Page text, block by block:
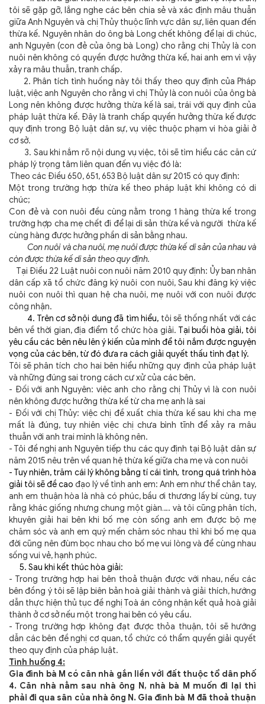
tôi sẽ gặp gỡ, lắng nghe các bên chia sẻ và xác định mâu thuẫn
giữa Anh Nguyên và chị Thủy thuộc lĩnh vực dân sự, liên quan đến
thừa kế. Nguyên nhân do ông bà Long chết không để lại di chúc,
anh Nguyên (con đẻ của ông bà Long) cho rằng chị Thủy là con
nuôi nên không có quyền được hưởng thừa kế, hai anh em vì vậy
xảy ra mâu thuẫn, tranh chấp.
2. Phân tích tình huống này tôi thấy theo quy định của Pháp
luật, việc anh Nguyên cho rằng vì chị Thủy là con nuôi của ông bà
Long nên không được hưởng thừa kế là sai, trái với quy định của
pháp luật thừa kế. Đây là tranh chấp quyền hưởng thừa kế được
quy định trong Bộ luật dân sự, vụ việc thuộc phạm vi hòa giải ở
cơ sở.
3. Sau khi nắm rõ nội dung vụ việc, tôi sẽ tìm hiểu các căn cứ
pháp lý trọng tâm liên quan đến vụ việc đó là:
Theo các Điều 650, 651, 653 Bộ luật dân sự 2015 có quy định:
Một trong trường hợp thừa kế theo pháp luật khi không có di
chúc;
Con đẻ và con nuôi đều cùng nằm trong 1 hàng thừa kế trong
trường hợp cha mẹ chết đi để lại di sản thừa kế và người thừa kế
cùng hàng được hưởng phần di sản bằng nhau.
Con nuôi và cha nuôi, mẹ nuôi được thừa kế di sản của nhau và
còn được thừa kế di sản theo quy định.
Tại Điều 22 Luật nuôi con nuôi năm 2010 quy định: Ủy ban nhân
dân cấp xã tổ chức đăng ký nuôi con nuôi, Sau khi đăng ký việc
nuôi con nuôi thì quan hệ cha nuôi, mẹ nuôi với con nuôi được
công nhận.
4. Trên cơ sở nội dung đã tìm hiểu, tôi sẽ thống nhất với các
bên về thời gian, địa điểm tổ chức hòa giải. Tại buổi hòa giải, tôi
yêu cầu các bên nêu lên ý kiến của mình để tôi nắm được nguyện
vọng của các bên, từ đó đưa ra cách giải quyết thấu tình đạt lý.
Tôi sẽ phân tích cho hai bên hiểu những quy định của pháp luật
và những đúng sai trong cách cư xử của các bên.
- Đối với anh Nguyên: việc anh cho rằng chị Thủy vì là con nuôi
nên không được hưởng thừa kế từ cha mẹ anh là sai
- Đối với chị Thủy: việc chị đề xuất chia thừa kế sau khi cha mẹ
mất là đúng, tuy nhiên việc chị chưa bình tĩnh để xảy ra mâu
thuẫn với anh trai mình là không nên.
- Tôi đề nghị anh Nguyên tiếp thu các quy định tại Bộ luật dân sự
năm 2015 nêu trên về quan hệ thừa kế giữa cha mẹ và con nuôi
- Tuy nhiên, trăm cái lý không bằng tí cái tình, trong quá trình hòa
giải tôi sẽ đề cao đạo lývề tình anh em: Anh em như thể chân tay,
anh em thuận hòa là nhà có phúc, bầu ơi thương lấy bí cùng, tuy
rằng khác giống nhưng chung một giàn…. và tôi cũng phân tích,
khuyên giải hai bên khi bố mẹ còn sống anh em được bộ mẹ
chăm sóc và anh em quý mến chăm sóc nhau thì khi bố mẹ qua
đời cũng nên đùm bọc nhau cho bố mẹ vui lòng và để cùng nhau
sống vui vẻ, hạnh phúc.
5. Sau khi kết thúc hòa giải:
- Trong trường hợp hai bên thoả thuận được với nhau, nếu các
bên đồng ý tôi sẽ lập biên bản hoà giải thành và giải thích, hướng
dẫn thực hiện thủ tục đề nghị Toà án công nhận kết quả hoà giải
thành ở cơ sở nếu một trong hai bên có yêu cầu.
- Trong trường hợp không đạt được thỏa thuận, tôi sẽ hướng
dẫn các bên đề nghị cơ quan, tổ chức có thẩm quyền giải quyết
theo quy định của pháp luật.
Tình huống 4:
Gia đình bà M có căn nhà gắn liền với đất thuộc tổ dân phố
4. Căn nhà nằm sau nhà ông N, nhà bà M muốn đi lại thì
phải đi qua sân của nhà ông N. Gia đình bà M đã thoả thuận